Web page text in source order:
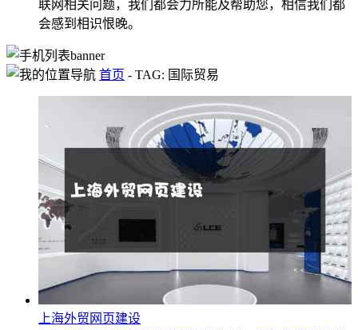
联网相关问题，我们都会力所能及帮助您，相信我们都
会感到相识恨晚。
首页 - TAG: 国际贸易
上海外贸网页建设